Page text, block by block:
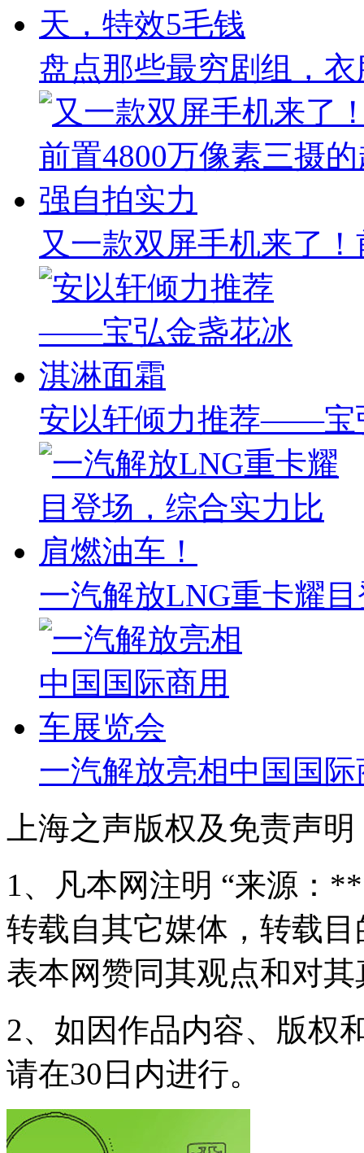
盘点那些最穷剧组，
又一款双屏手机来了
安以轩倾力推荐——宝
一汽解放LNG重卡耀
一汽解放亮相中国国
上海之声版权及免责声明
1、凡本网注明 “来源：
转载自其它媒体，转载
表本网赞同其观点和对
2、如因作品内容、版权
请在30日内进行。